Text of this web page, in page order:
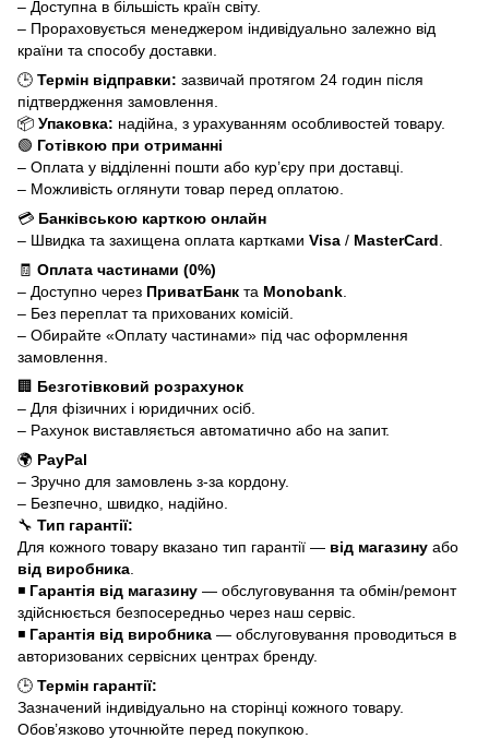
– Доступна в більшість країн світу.
– Прораховується менеджером індивідуально залежно від
країни та способу доставки.
🕒 Термін відправки: зазвичай протягом 24 годин після
підтвердження замовлення.
📦 Упаковка: надійна, з урахуванням особливостей товару.
🟢 Готівкою при отриманні
– Оплата у відділенні пошти або кур’єру при доставці.
– Можливість оглянути товар перед оплатою.
💳 Банківською карткою онлайн
– Швидка та захищена оплата картками Visa / MasterCard
🧾 Оплата частинами (0%)
– Доступно через ПриватБанк та Monobank
– Без переплат та прихованих комісій.
– Обирайте «Оплату частинами» під час оформлення
замовлення.
🏢 Безготівковий розрахунок
– Для фізичних і юридичних осіб.
– Рахунок виставляється автоматично або на запит.
🌍 PayPal
– Зручно для замовлень з-за кордону.
– Безпечно, швидко, надійно.
🔧 Тип гарантії:
Для кожного товару вказано тип гарантії — від магазину або
від виробника
◾ Гарантія від магазину — обслуговування та обмін/ремонт
здійснюється безпосередньо через наш сервіс.
◾ Гарантія від виробника — обслуговування проводиться в
авторизованих сервісних центрах бренду.
🕒 Термін гарантії:
Зазначений індивідуально на сторінці кожного товару.
Обов’язково уточнюйте перед покупкою.